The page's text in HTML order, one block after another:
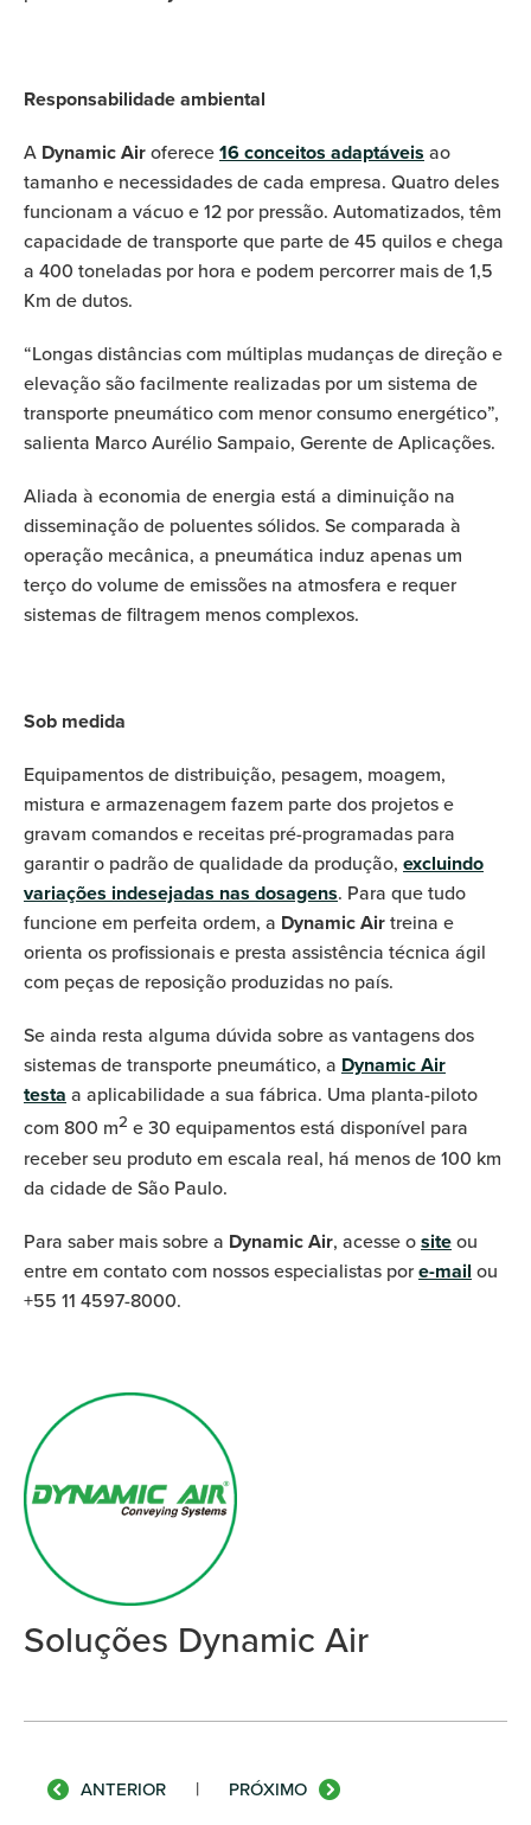
Responsabilidade ambiental
A Dynamic Airoferece16 conceitos adaptáveis ao
tamanho e necessidades de cada empresa. Quatro deles
funcionam a vácuo e 12 por pressão. Automatizados, têm
capacidade de transporte que parte de 45 quilos e chega
a 400 toneladas por hora e podem percorrer mais de 1,5
Km de dutos.
“Longas distâncias com múltiplas mudanças de direção e
elevação são facilmente realizadas por um sistema de
transporte pneumático com menor consumo energético”,
salienta Marco Aurélio Sampaio, Gerente de Aplicações.
Aliada à economia de energia está a diminuição na
disseminação de poluentes sólidos. Se comparada à
operação mecânica, a pneumática induz apenas um
terço do volume de emissões na atmosfera e requer
sistemas de filtragem menos complexos.
Sob medida
Equipamentos de distribuição, pesagem, moagem,
mistura e armazenagem fazem parte dos projetos e
gravam comandos e receitas pré-programadas para
garantir o padrão de qualidade da produção, excluindo
variações indesejadas nas dosagens. Para que tudo
funcione em perfeita ordem, a Dynamic Airtreina e
orienta os profissionais e presta assistência técnica ágil
com peças de reposição produzidas no país.
Se ainda resta alguma dúvida sobre as vantagens dos
sistemas de transporte pneumático, a Dynamic Air
testa a aplicabilidade a sua fábrica. Uma planta-piloto
com 800 m2 e 30 equipamentos está disponível para
receber seu produto em escala real, há menos de 100 km
da cidade de São Paulo.
Para saber mais sobre a Dynamic Air, acesse ositeou
entre em contato com nossos especialistas pore-mail ou
+55 11 4597-8000.
Soluções Dynamic Air
ANTERIOR | PRÓXIMO